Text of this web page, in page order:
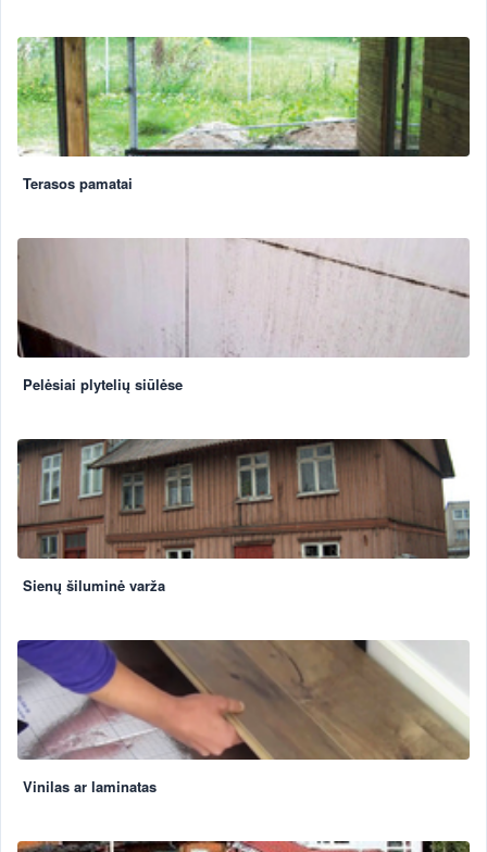
Terasos pamatai
Pelėsiai plytelių siūlėse
Sienų šiluminė varža
Vinilas ar laminatas